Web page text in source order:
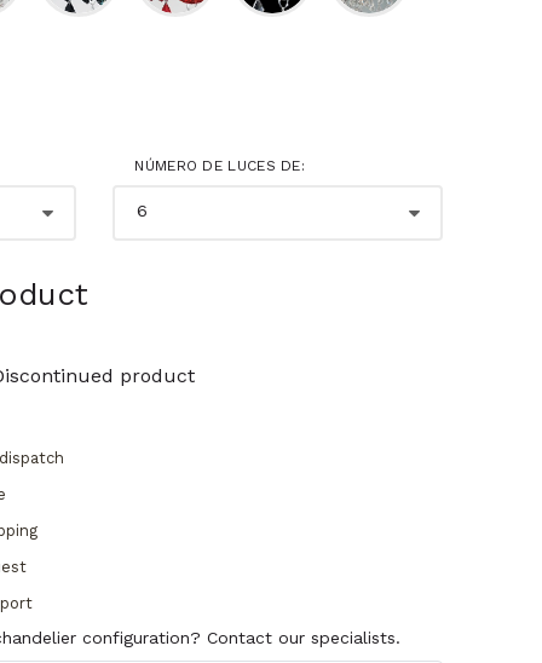
NÚMERO DE LUCES DE:
product
configuration? Contact our specialists.